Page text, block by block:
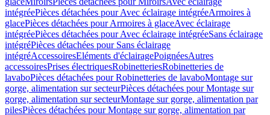
intégréePièces détachées pour Avec éclairage intégréeArmoires à
glacePièces détachées pour Armoires à glaceAvec éclairage
intégréePièces détachées pour Avec éclairage intégréeSans éclairage
intégréPièces détachées pour Sans éclairage
intégréAccessoiresEléments d'éclairagePoignéesAutres
accessoiresPrises électriquesRobinetteriesRobinetteries de
lavaboPièces détachées pour Robinetteries de lavaboMontage sur
gorge, alimentation sur secteurPièces détachées pour Montage sur
gorge, alimentation sur secteurMontage sur gorge, alimentation par
pilesPièces détachées pour Montage sur gorge, alimentation par